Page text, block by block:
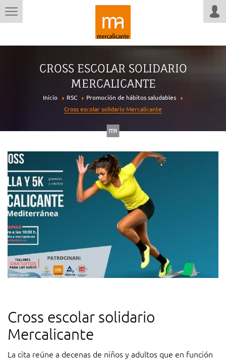
CROSS ESCOLAR SOLIDARIO
MERCALICANTE
Inicio RSC
Promoción de hábitos saludables
Cross escolar solidario Mercalicante
Cross escolar solidario
Mercalicante
La cita reúne a decenas de niños y adultos que en función